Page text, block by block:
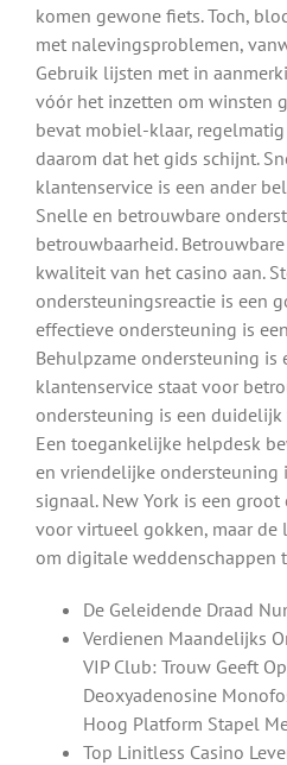
komen gewone fiets. Toch,
met nalevingsproblemen,
Gebruik lijsten met in
vóór het inzetten om winsten
bevat mobiel-klaar,
daarom dat het gids schijnt.
klantenservice is een ander
Snelle en betrouwbare
betrouwbaarheid.
kwaliteit van het casino aan.
ondersteuningsreactie is een
effectieve ondersteuning is
Behulpzame ondersteuning is
klantenservice staat voor
ondersteuning is een
Een toegankelijke helpdesk
en vriendelijke ondersteuning
signaal. New York is een
voor virtueel gokken, maar de
om digitale weddenschappen
De Geleidende Draad
Verdienen Maandelijks
VIP Club: Trouw Geeft
Deoxyadenosine
Hoog Platform Stapel
Top Linitless Casino